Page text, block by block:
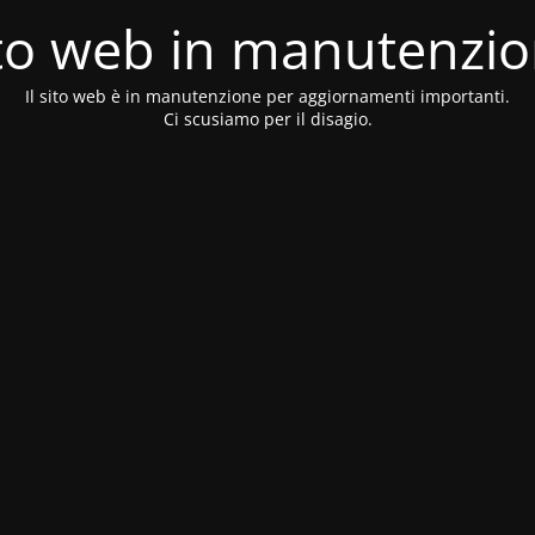
web in
Il sito web è in manutenzione per aggiornamenti importanti.
Ci scusiamo per il disagio.